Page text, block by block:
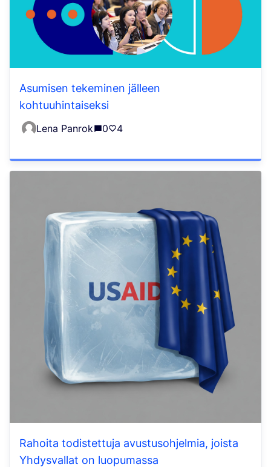
Asumisen tekeminen jälleen
kohtuuhintaiseksi
Lena Panrok 0 4
Rahoita todistettuja avustusohjelmia, joista
Yhdysvallat on luopumassa